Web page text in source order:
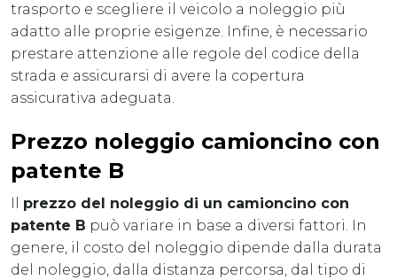
trasporto e scegliere il veicolo a noleggio più
adatto alle proprie esigenze. Infine, è necessario
prestare attenzione alle regole del codice della
strada e assicurarsi di avere la copertura
assicurativa adeguata.
Prezzo noleggio camioncino con
patente B
prezzo del noleggio di un camioncino con
patente B può variare in base a diversi fattori. In
genere, il costo del noleggio dipende dalla durata
del noleggio, dalla distanza percorsa, dal tipo di